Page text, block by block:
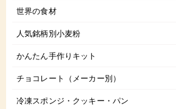
世界の食材
人気銘柄別小麦粉
かんたん手作りキット
チョコレート（メーカー別）
冷凍スポンジ・クッキー・パン